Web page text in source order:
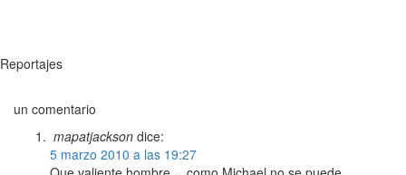
Reportajes
un comentario
mapatjackson dice:
5 marzo 2010 a las 19:27